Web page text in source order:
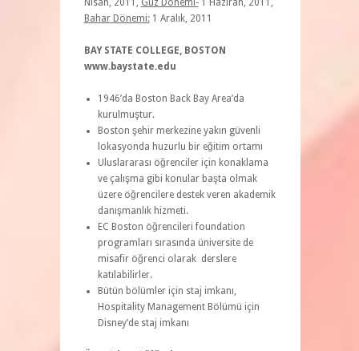
Nisan, 2011, Güz Dönemi-1 Haziran, 2011,
Bahar Dönemi:1 Aralık, 2011
BAY STATE COLLEGE, BOSTON
www.baystate.edu
1946’da Boston Back Bay Area’da
kurulmuştur.
Boston şehir merkezine yakın güvenli
lokasyonda huzurlu bir eğitim ortamı
Uluslararası öğrenciler için konaklama
ve çalışma gibi konular başta olmak
üzere öğrencilere destek veren akademik
danışmanlık hizmeti.
EC Boston öğrencileri foundation
programları sırasında üniversite de
misafir öğrenci olarak derslere
katılabilirler.
Bütün bölümler için staj imkanı,
Hospitality Management Bölümü için
Disney’de staj imkanı